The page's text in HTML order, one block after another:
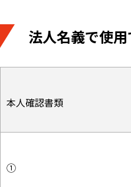
法人名義で使
本人確認書類
①